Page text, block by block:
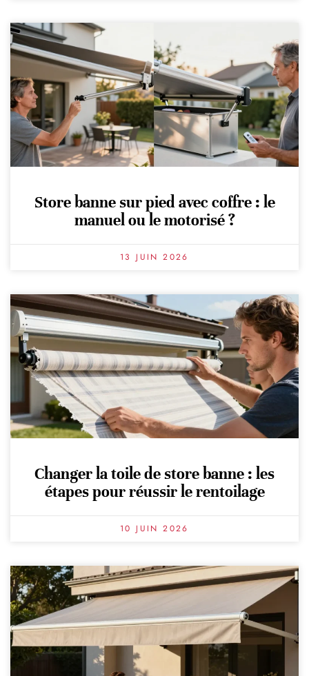
Store banne sur pied avec coffre : le
manuel ou le motorisé ?
13 JUIN 2026
Changer la toile de store banne : les
étapes pour réussir le rentoilage
10 JUIN 2026